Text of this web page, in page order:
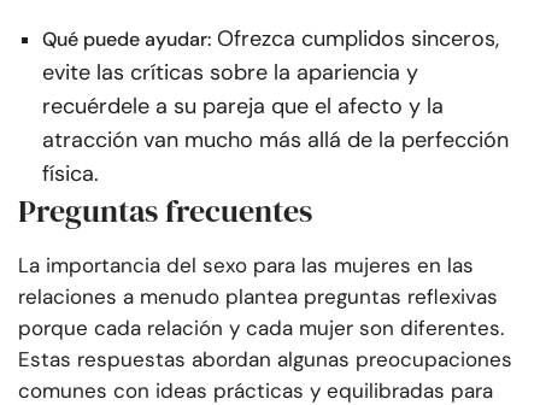
Qué puede ayudar: Ofrezca cumplidos sinceros,
evite las críticas sobre la apariencia y
recuérdele a su pareja que el afecto y la
atracción van mucho más allá de la perfección
física.
Preguntas frecuentes
La importancia del sexo para las mujeres en las
relaciones a menudo plantea preguntas reflexivas
porque cada relación y cada mujer son diferentes.
Estas respuestas abordan algunas preocupaciones
comunes con ideas prácticas y equilibradas para